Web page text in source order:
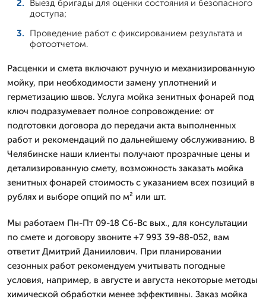
Выезд бригады для оценки состояния и безопасного
доступа;
Проведение работ с фиксированием результата и
фотоотчетом.
Расценки и смета включают ручную и механизированную
мойку, при необходимости замену уплотнений и
герметизацию швов. Услуга мойка зенитных фонарей под
ключ подразумевает полное сопровождение: от
подготовки договора до передачи акта выполненных
работ и рекомендаций по дальнейшему обслуживанию. В
Челябинске наши клиенты получают прозрачные цены и
детализированную смету, возможность заказать мойка
зенитных фонарей стоимость с указанием всех позиций в
рублях и выборе опций по м² или шт.
Мы работаем Пн-Пт 09-18 Сб-Вс вых., для консультации
по смете и договору звоните +7 993 39-88-052, вам
ответит Дмитpий Даниилович. При планировании
сезонных работ рекомендуем учитывать погодные
условия, например, в августе и августа некоторые методы
химической обработки менее эффективны. Заказ мойка